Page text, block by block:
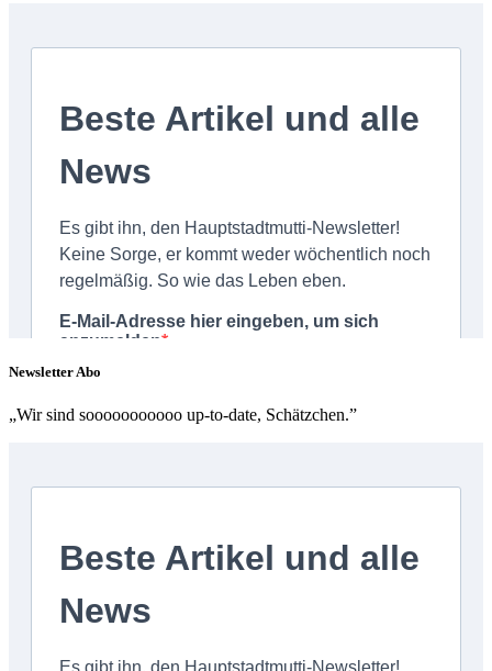
Newsletter Abo
„Wir sind sooooooooooo up-to-date, Schätzchen.”